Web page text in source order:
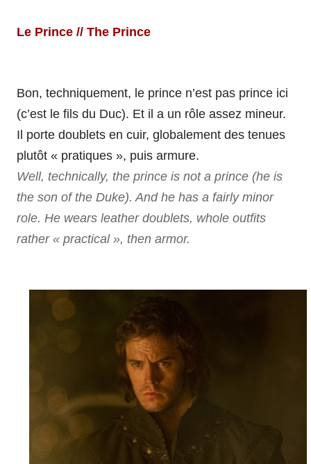
Le Prince // The Prince
Bon, techniquement, le prince n’est pas prince ici
(c’est le fils du Duc). Et il a un rôle assez mineur.
Il porte doublets en cuir, globalement des tenues
plutôt « pratiques », puis armure.
Well, technically, the prince is not a prince (he is
the son of the Duke). And he has a fairly minor
role. He wears leather doublets, whole outfits
rather « practical », then armor.